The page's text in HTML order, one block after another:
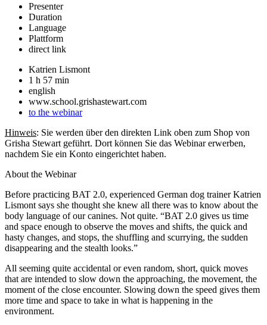
Presenter
Duration
Language
Plattform
direct link
Katrien Lismont
1 h 57 min
english
www.school.grishastewart.com
to the webinar
Hinweis: Sie werden über den direkten Link oben zum Shop von
Grisha Stewart geführt. Dort können Sie das Webinar erwerben,
nachdem Sie ein Konto eingerichtet haben.
About the Webinar
Before practicing BAT 2.0, experienced German dog trainer Katrien
Lismont says she thought she knew all there was to know about the
body language of our canines. Not quite. “BAT 2.0 gives us time
and space enough to observe the moves and shifts, the quick and
hasty changes, and stops, the shuffling and scurrying, the sudden
disappearing and the stealth looks.”
All seeming quite accidental or even random, short, quick moves
that are intended to slow down the approaching, the movement, the
moment of the close encounter. Slowing down the speed gives them
more time and space to take in what is happening in the
environment.